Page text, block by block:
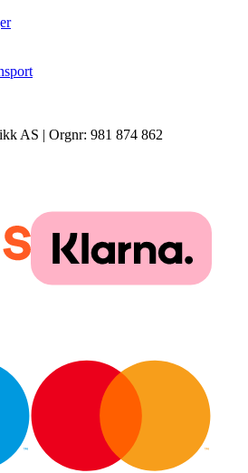
AS | Orgnr: 981 874 862